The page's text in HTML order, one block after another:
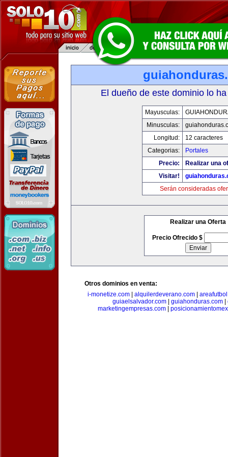
El dueño de este dominio lo
Mayusculas:
Minusculas:
Longitud:
12 caracteres
Categorias:
Portales
Precio:
Realizar una
Visitar!
Serán consideradas
Realizar una Oferta
Precio Ofrecido $
Otros dominios en venta:
i-monetize.com
alquilerdeverano.com
guiaelsalvador.com| guiahonduras.com|
marketingempresas.com